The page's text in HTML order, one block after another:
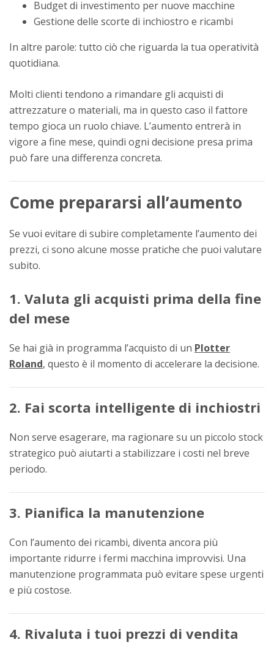
Budget di investimento per nuove macchine
Gestione delle scorte di inchiostro e ricambi
In altre parole: tutto ciò che riguarda la tua operatività
quotidiana.
Molti clienti tendono a rimandare gli acquisti di
attrezzature o materiali, ma in questo caso il fattore
tempo gioca un ruolo chiave. L’aumento entrerà in
vigore a fine mese, quindi ogni decisione presa prima
può fare una differenza concreta.
Come prepararsi all’aumento
Se vuoi evitare di subire completamente l’aumento dei
prezzi, ci sono alcune mosse pratiche che puoi valutare
subito.
1. Valuta gli acquisti prima della fine
del mese
Se hai già in programma l’acquisto di un Plotter
Roland, questo è il momento di accelerare la decisione.
2. Fai scorta intelligente di inchiostri
Non serve esagerare, ma ragionare su un piccolo stock
strategico può aiutarti a stabilizzare i costi nel breve
periodo.
3. Pianifica la manutenzione
Con l’aumento dei ricambi, diventa ancora più
importante ridurre i fermi macchina improvvisi. Una
manutenzione programmata può evitare spese urgenti
e più costose.
4. Rivaluta i tuoi prezzi di vendita